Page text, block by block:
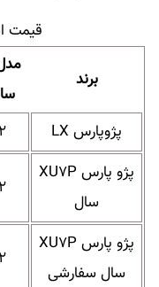
قیمت
برند
پژوپارس LX
پژو پارس XU۷P
سال
پژو پارس XU۷P
سال سفارشی